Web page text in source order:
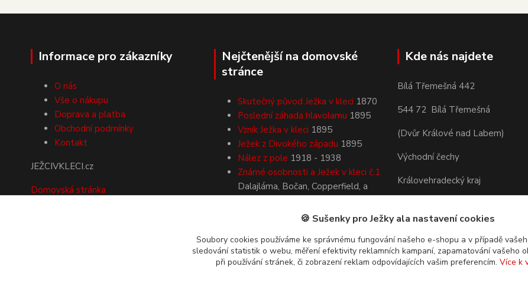
Informace pro zákazníky
O nás
Vše o nákupu
Doprava a platba
Obchodní podmínky
Kontakt
JEŽCIVKLECI.cz
Domovská stránka
Nejčtenější na domovské
stránce
Skutečný původ Ježka v kleci 1870
Poslední záhada hlavolamu 1895
Vznik Ježka v kleci 1895
Ježek z Divokého západu 1895
Nález z pole 1918 - 1938
Známé osobnosti a Ježek v kleci č.1
Dalajláma, Bočan, Copperfield, a
Kde nás najdete
Bílá Třemešná 442
544 72 Bílá Třemešná
(Dvůr Králové nad Labem)
Východní čechy
Královehradecký kraj
🍪 Sušenky pro Ježky ala nastavení cookies
Soubory cookies používáme ke správnému fungování našeho e-shopu a v případě
sledování statistik o webu, měření efektivity reklamních kampaní, zapamatování vašeho
při používání stránek, či zobrazení reklam odpovídajících vašim preferencím. Více k